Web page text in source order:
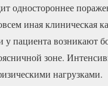
одностороннее
иная клиническая
у пациента возникают
зоне.
нагрузками.